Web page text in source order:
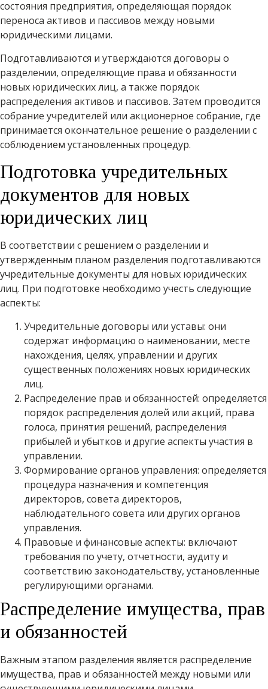
состояния предприятия, определяющая порядок
переноса активов и пассивов между новыми
юридическими лицами.
Подготавливаются и утверждаются договоры о
разделении, определяющие права и обязанности
новых юридических лиц, а также порядок
распределения активов и пассивов. Затем проводится
собрание учредителей или акционерное собрание, где
принимается окончательное решение о разделении с
соблюдением установленных процедур.
Подготовка учредительных
документов для новых
юридических лиц
В соответствии с решением о разделении и
утвержденным планом разделения подготавливаются
учредительные документы для новых юридических
лиц. При подготовке необходимо учесть следующие
аспекты:
Учредительные договоры или уставы: они
содержат информацию о наименовании, месте
нахождения, целях, управлении и других
существенных положениях новых юридических
лиц.
Распределение прав и обязанностей: определяется
порядок распределения долей или акций, права
голоса, принятия решений, распределения
прибылей и убытков и другие аспекты участия в
управлении.
Формирование органов управления: определяется
процедура назначения и компетенция
директоров, совета директоров,
наблюдательного совета или других органов
управления.
Правовые и финансовые аспекты: включают
требования по учету, отчетности, аудиту и
соответствию законодательству, установленные
регулирующими органами.
Распределение имущества, прав
и обязанностей
Важным этапом разделения является распределение
имущества, прав и обязанностей между новыми или